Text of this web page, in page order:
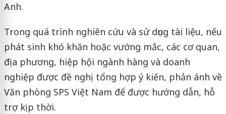
Anh.
Trong quá trình nghiên cứu và sử dụng tài liệu, nếu
phát sinh khó khăn hoặc vướng mắc, các cơ quan,
địa phương, hiệp hội ngành hàng và doanh
nghiệp được đề nghị tổng hợp ý kiến, phản ánh về
Văn phòng SPS Việt Nam để được hướng dẫn, hỗ
trợ kịp thời.